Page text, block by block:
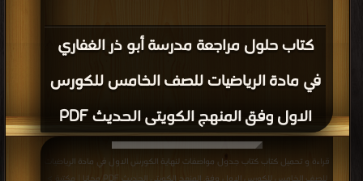
كتاب حلول مراجعة مدرسة أبو ذر الغفاري
في مادة الرياضيات للصف الخامس للكورس
الاول وفق المنهج الكويتى الحديث PDF
قراءة و تحميل كتاب كتاب جدول مواصفات لنهاية الكورس الاول في مادة الرياضيات